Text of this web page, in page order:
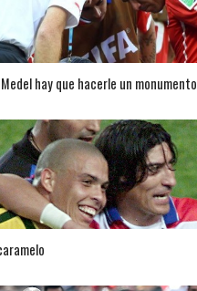
Medel hay que hacerle un monumento